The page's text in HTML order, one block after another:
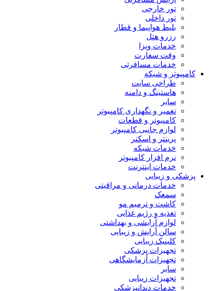
تور خارجی
تور داخلی
بلیط هواپیما و قطار
رزرو هتل
خدمات ویزا
وقت سفارت
خدمات مسافرتی
کامپیوتر و شبکه
طراحی سایت
هاستینگ و دامنه
سایر
تعمیر و نگهداری کامپیوتر
کامپیوتر و قطعات
لوازم جانبی کامپیوتر
پرینتر و اسکنر
خدمات شبکه
نرم افزار کامپیوتر
خدمات اینترنت
پزشکی و زیبایی
خدمات درمانی و مراقبتی
سمعک
کاشت و ترمیم مو
تغذیه و رژیم غذایی
لوازم آرایشی و بهداشتی
سالن آرایش و زیبایی
کلینیک زیبایی
تجهیزات پزشکی
تجهیزات آزمایشگاهی
سایر
تجهیزات زیبایی
خدمات دندانپزشکی